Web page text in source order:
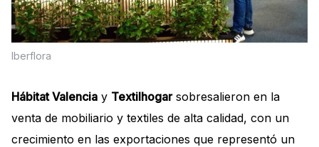
Iberflora
Hábitat Valencia y Textilhogarsobresalieron en la
venta de mobiliario y textiles de alta calidad, con un
crecimiento en las exportaciones que representó un